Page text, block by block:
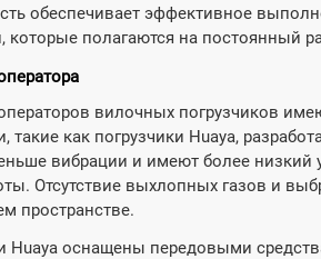
обеспечивает эффективное
которые полагаются на постоянный
вилочных погрузчиков
такие как погрузчики Huaya,
вибрации и имеют более низкий
Отсутствие выхлопных газов и
пространстве.
Huaya оснащены передовыми